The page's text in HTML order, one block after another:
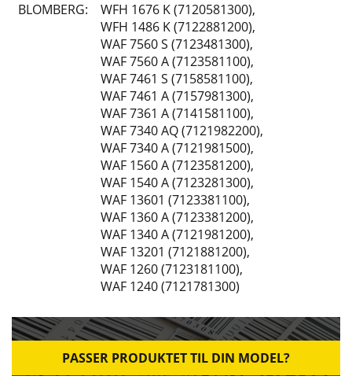
BLOMBERG: WFH 1676 K (7120581300),
WFH 1486 K (7122881200),
WAF 7560 S (7123481300),
WAF 7560 A (7123581100),
WAF 7461 S (7158581100),
WAF 7461 A (7157981300),
WAF 7361 A (7141581100),
WAF 7340 AQ (7121982200),
WAF 7340 A (7121981500),
WAF 1560 A (7123581200),
WAF 1540 A (7123281300),
WAF 13601 (7123381100),
WAF 1360 A (7123381200),
WAF 1340 A (7121981200),
WAF 13201 (7121881200),
WAF 1260 (7123181100),
WAF 1240 (7121781300)
PASSER PRODUKTET TIL DIN MODEL?